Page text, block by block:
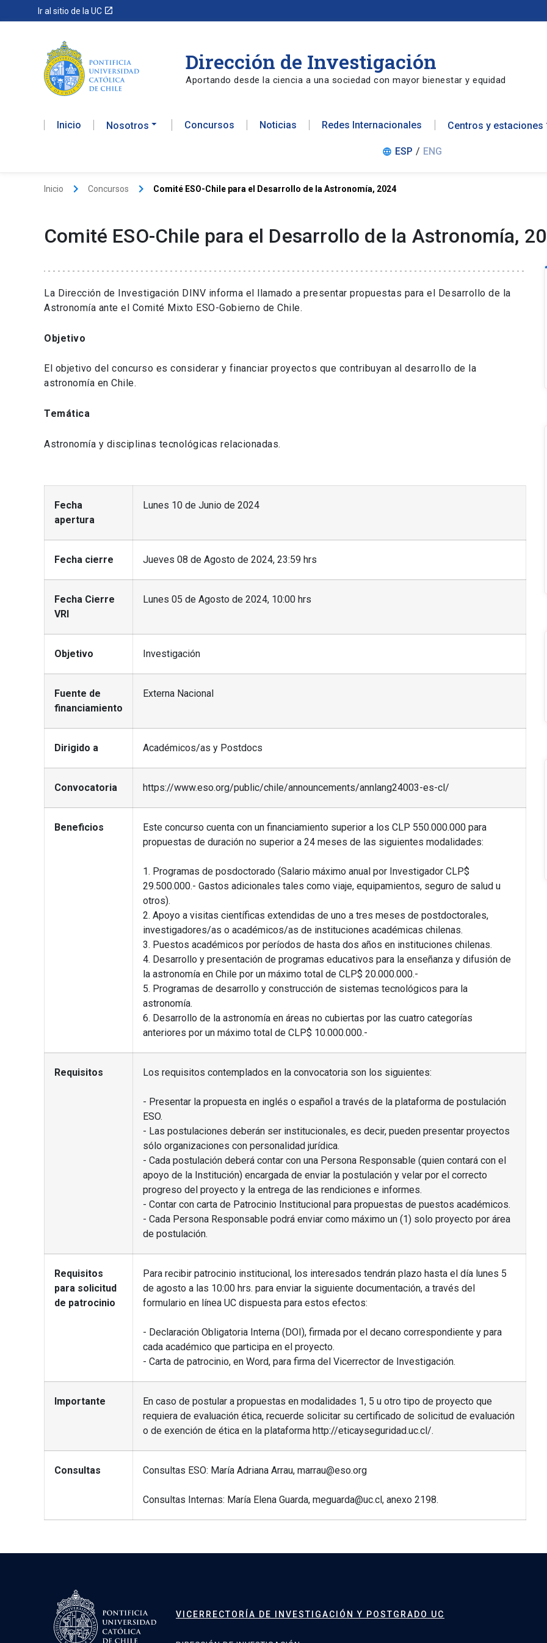
Ir al sitio de la UC launch
Dirección de Investigación
Aportando desde la ciencia a una sociedad con mayor bienestar y equidad
Inicio Nosotros Concursos Noticias Redes Internacionales Centros y estaciones
language ESP / ENG
Inicio keyboard_arrow_right Concursos keyboard_arrow_right Comité ESO-Chile para el Desarrollo de la Astronomía, 2024
Comité ESO-Chile para el Desarrollo de la Astronomía,
La Dirección de Investigación DINV informa el llamado a presentar propuestas para el Desarrollo de la
Astronomía ante el Comité Mixto ESO-Gobierno de Chile.
Objetivo
El objetivo del concurso es considerar y financiar proyectos que contribuyan al desarrollo de la
astronomía en Chile.
Temática
Astronomía y disciplinas tecnológicas relacionadas.
Fecha
apertura
Lunes 10 de Junio de 2024
Fecha cierre Jueves 08 de Agosto de 2024, 23:59 hrs
Fecha Cierre
VRI
Lunes 05 de Agosto de 2024, 10:00 hrs
Objetivo Investigación
Fuente de
financiamiento
Externa Nacional
Dirigido a Académicos/as y Postdocs
Convocatoria https://www.eso.org/public/chile/announcements/annlang24003-es-cl/
Beneficios
Este concurso cuenta con un financiamiento superior a los CLP 550.000.000 para
propuestas de duración no superior a 24 meses de las siguientes modalidades:
1. Programas de posdoctorado (Salario máximo anual por Investigador CLP$
29.500.000.- Gastos adicionales tales como viaje, equipamientos, seguro de salud u
otros).
2. Apoyo a visitas científicas extendidas de uno a tres meses de postdoctorales,
investigadores/as o académicos/as de instituciones académicas chilenas.
3. Puestos académicos por períodos de hasta dos años en instituciones chilenas.
4. Desarrollo y presentación de programas educativos para la enseñanza y difusión de
la astronomía en Chile por un máximo total de CLP$ 20.000.000.-
5. Programas de desarrollo y construcción de sistemas tecnológicos para la
astronomía.
6. Desarrollo de la astronomía en áreas no cubiertas por las cuatro categorías
anteriores por un máximo total de CLP$ 10.000.000.-
Requisitos Los requisitos contemplados en la convocatoria son los siguientes:
- Presentar la propuesta en inglés o español a través de la plataforma de postulación
ESO.
- Las postulaciones deberán ser institucionales, es decir, pueden presentar proyectos
sólo organizaciones con personalidad jurídica.
- Cada postulación deberá contar con una Persona Responsable (quien contará con el
apoyo de la Institución) encargada de enviar la postulación y velar por el correcto
progreso del proyecto y la entrega de las rendiciones e informes.
- Contar con carta de Patrocinio Institucional para propuestas de puestos académicos.
- Cada Persona Responsable podrá enviar como máximo un (1) solo proyecto por área
de postulación.
Requisitos
para solicitud
de patrocinio
Para recibir patrocinio institucional, los interesados tendrán plazo hasta el día lunes 5
de agosto a las 10:00 hrs. para enviar la siguiente documentación, a través del
formulario en línea UC dispuesta para estos efectos:
- Declaración Obligatoria Interna (DOI), firmada por el decano correspondiente y para
cada académico que participa en el proyecto.
- Carta de patrocinio, en Word, para firma del Vicerrector de Investigación.
Importante
En caso de postular a propuestas en modalidades 1, 5 u otro tipo de proyecto que
requiera de evaluación ética, recuerde solicitar su certificado de solicitud de evaluación
o de exención de ética en la plataforma http://eticayseguridad.uc.cl/.
Consultas Consultas ESO: María Adriana Arrau, marrau@eso.org
Consultas Internas: María Elena Guarda, meguarda@uc.cl, anexo 2198.
VICERRECTORÍA DE INVESTIGACIÓN Y POSTGRADO UC